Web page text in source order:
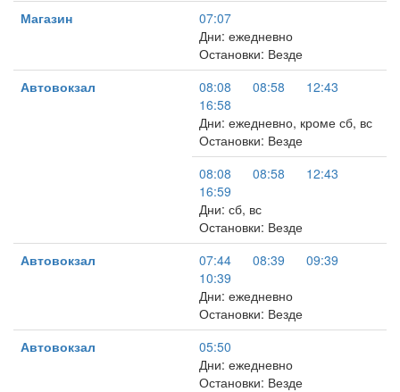
Магазин
07:07
Дни: ежедневно
Остановки: Везде
Автовокзал
08:08 08:58
12:43
16:58
Дни: ежедневно, кроме сб, вс
Остановки: Везде
08:08
08:58
12:43
16:59
Дни: сб, вс
Остановки: Везде
Автовокзал
07:44 08:39
09:39
10:39
Дни: ежедневно
Остановки: Везде
Автовокзал
05:50
Дни: ежедневно
Остановки: Везде